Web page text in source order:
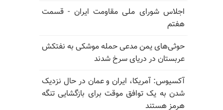
اجلاس شورای ملی مقاومت ایران - قسمت
هفتم
حوثی‌های یمن مدعی حمله موشکی به نفتکش
عربستان در دریای سرخ شدند
آکسیوس: آمریکا، ایران و عمان در حال نزدیک
شدن به یک توافق موقت برای بازگشایی تنگه
هرمز هستند